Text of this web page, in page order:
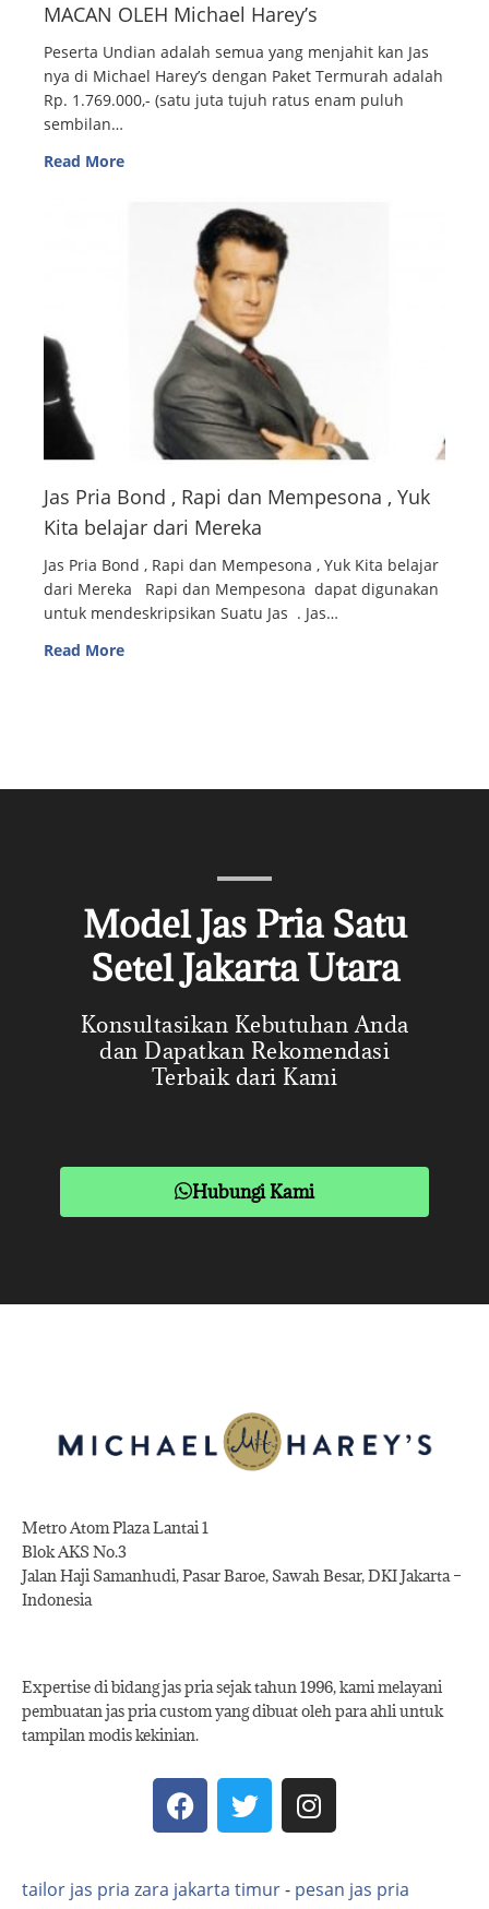
MACAN OLEH Michael Harey’s
Peserta Undian adalah semua yang menjahit kan Jas
nya di Michael Harey’s dengan Paket Termurah adalah
Rp. 1.769.000,- (satu juta tujuh ratus enam puluh
sembilan…
Read More
Jas Pria Bond , Rapi dan Mempesona , Yuk
Kita belajar dari Mereka
Jas Pria Bond , Rapi dan Mempesona , Yuk Kita belajar
dari Mereka Rapi dan Mempesona dapat digunakan
untuk mendeskripsikan Suatu Jas . Jas…
Read More
Model Jas Pria Satu
Setel Jakarta Utara
Konsultasikan Kebutuhan Anda
dan Dapatkan Rekomendasi
Terbaik dari Kami
Hubungi Kami
Metro Atom Plaza Lantai 1
Blok AKS No.3
Jalan Haji Samanhudi, Pasar Baroe, Sawah Besar, DKI Jakarta –
Indonesia
Expertise di bidang jas pria sejak tahun 1996, kami melayani
pembuatan jas pria custom yang dibuat oleh para ahli untuk
tampilan modis kekinian.
tailor jas pria zara jakarta timur- pesan jas pria